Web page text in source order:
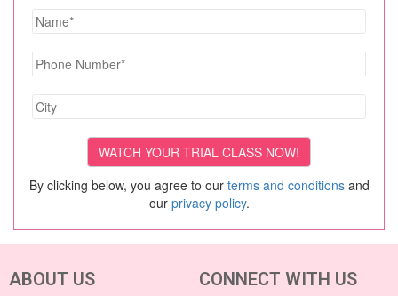
By clicking below, you agree to our terms and conditionsand
our privacy policy.
ABOUT US CONNECT WITH US